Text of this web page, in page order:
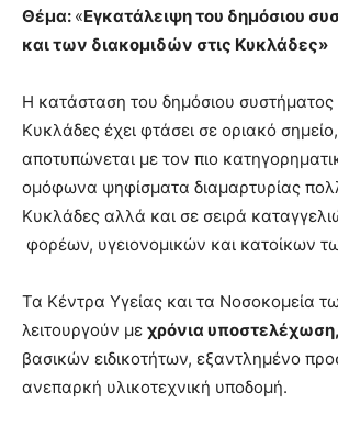
Θέμα: «Εγκατάλειψη του δημόσιου
και των διακομιδών στις Κυκλάδες»
Η κατάσταση του δημόσιου συστήματος
Κυκλάδες έχει φτάσει σε οριακό
αποτυπώνεται με τον πιο
ομόφωνα ψηφίσματα διαμαρτυρίας
Κυκλάδες αλλά και σε σειρά
φορέων, υγειονομικών και κατοίκων
Τα Κέντρα Υγείας και τα Νοσοκομεία
λειτουργούν με χρόνια υποστελέχωση,
βασικών ειδικοτήτων, εξαντλημένο
ανεπαρκή υλικοτεχνική υποδομή.